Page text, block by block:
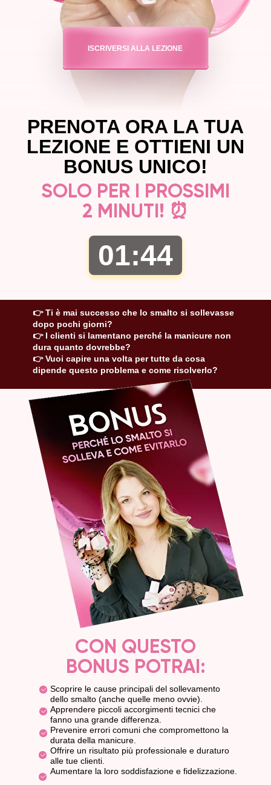
ISCRIVERSI ALLA LEZIONE
Scoprire le cause principali del sollevamento
dello smalto (anche quelle meno ovvie).
Apprendere piccoli accorgimenti tecnici che
fanno una grande differenza.
Prevenire errori comuni che compromettono la
durata della manicure.
Offrire un risultato più professionale e duraturo
alle tue clienti.
Aumentare la loro soddisfazione e fidelizzazione.
PRENOTA ORA LA TUA
LEZIONE E OTTIENI UN
BONUS UNICO!
SOLO PER I PROSSIMI
2 MINUTI! ⏰
CON QUESTO
BONUS POTRAI:
👉 Ti è mai successo che lo smalto si sollevasse
dopo pochi giorni?
👉 I clienti si lamentano perché la manicure non
dura quanto dovrebbe?
👉 Vuoi capire una volta per tutte da cosa
dipende questo problema e come risolverlo?
01:43